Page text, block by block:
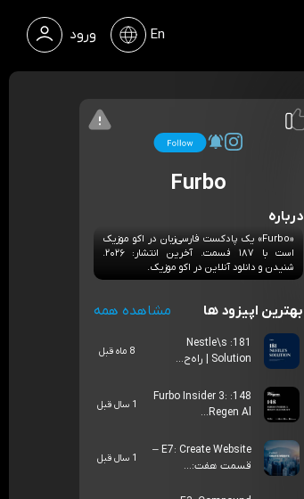
ورود En
Furbo
درباره
«Furbo» یک پادکست فارسی‌زبان در اکو موزیک
است با ۱۸۷ قسمت. آخرین انتشار: ۲۰۲۶.
شنیدن و دانلود آنلاین در اکو موزیک.
بهترین اپیزود ها مشاهده همه
181: Nestle\s
Solution | راه‌ح...
8 ماه قبل
148: Furbo Insider 3:
Regen Al...
1 سال قبل
E7: Create Website –
قسمت هفت:...
1 سال قبل